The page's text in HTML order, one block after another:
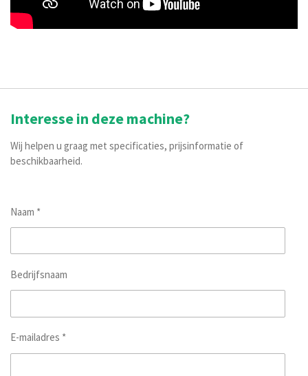
Interesse in deze machine?
Wij helpen u graag met specificaties, prijsinformatie of
beschikbaarheid.
Naam *
Bedrijfsnaam
E-mailadres *